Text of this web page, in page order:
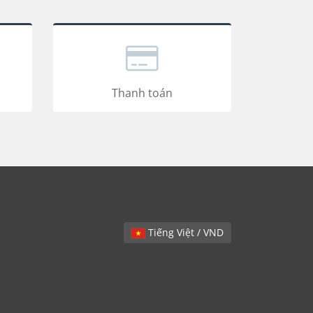
Thanh toán
Tiếng Việt / VND